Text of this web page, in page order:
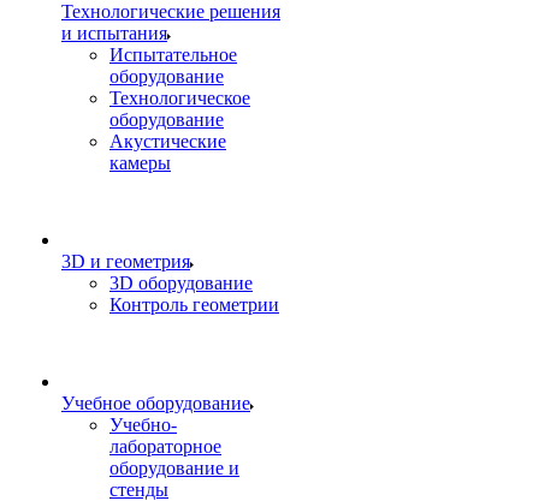
Технологические решения
и испытания
Испытательное
оборудование
Технологическое
оборудование
Акустические
камеры
3D и геометрия
3D оборудование
Контроль геометрии
Учебное оборудование
Учебно-
лабораторное
оборудование и
стенды